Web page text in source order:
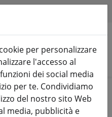
per personalizzare
l'accesso al
dei social media
per te. Condividiamo
del nostro sito Web
media, pubblicità e